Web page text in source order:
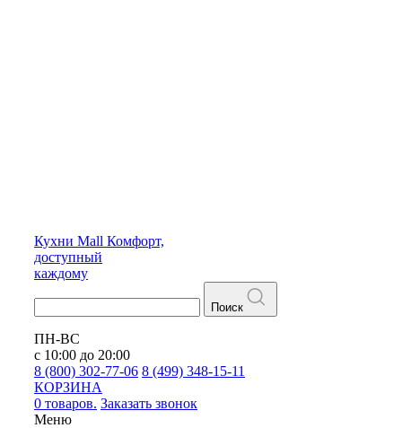
Кухни Mall Комфорт,
доступный
каждому
Поиск
ПН-ВС
с 10:00 до 20:00
8 (800) 302-77-06 8 (499) 348-15-11
КОРЗИНА
0 товаров. Заказать звонок
Меню